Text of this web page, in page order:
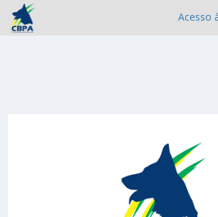
Acesso